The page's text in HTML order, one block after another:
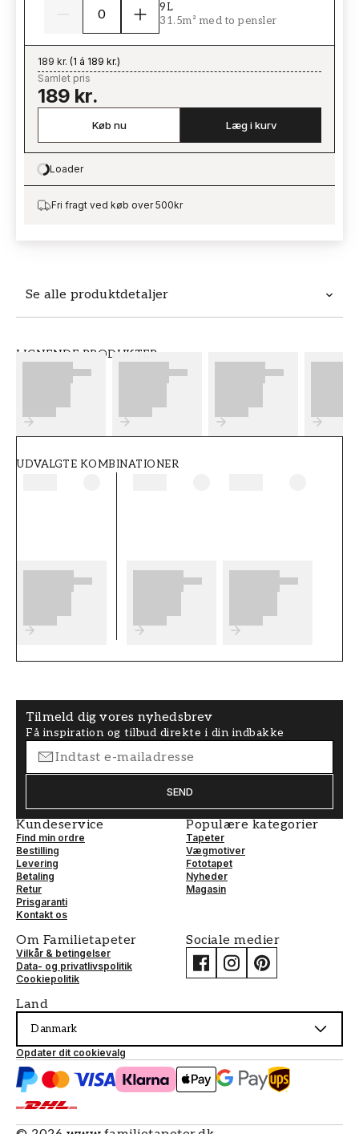
Se alle produktdetaljer
VARENUMMER
FT38-000-W0000 Wallpassion
LIGNENDE PRODUKTER
UDVALGTE KOMBINATIONER
9L
31.5m² med to pensler
189 kr. (1 á 189 kr.)
Samlet pris
189 kr.
Køb nu Læg i kurv
Loading…
Loader
Fri fragt ved køb over 500kr
Tilmeld dig vores nyhedsbrev
Få inspiration og tilbud direkte i din indbakke
SEND
Kundeservice
Find min ordre
Bestilling
Levering
Betaling
Retur
Prisgaranti
Kontakt os
Populære kategorier
Tapeter
Vægmotiver
Fototapet
Nyheder
Magasin
Om Familietapeter
Vilkår & betingelser
Data- og privatlivspolitik
Cookiepolitik
Sociale medier
Land
Danmark
Opdater dit cookievalg